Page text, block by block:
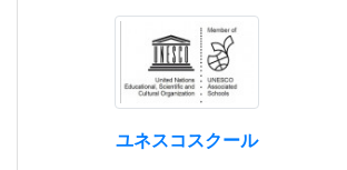
ユネスコスクール